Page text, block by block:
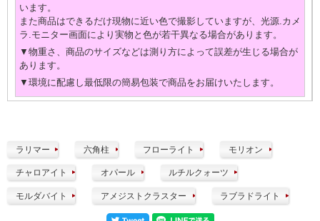
います。
また商品はできるだけ現物に近い色で撮影していますが、光源.カメ
ラ.モニター画面により実物と色が若干異なる場合があります。
▼物重さ、商品のサイズなどは測り方によって誤差が生じる場合が
あります。
▼環境に配慮し最低限の簡易包装で商品をお届けいたします。
ラリマー 六角柱 フローライト モリオン
チャロアイト オパール ルチルクォーツ
モルダバイト アメジストクラスター ラブラドライト